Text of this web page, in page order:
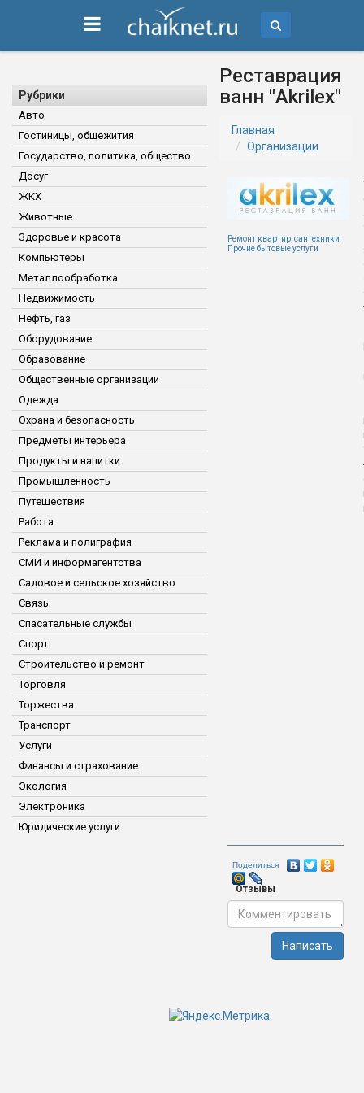
Рубрики
Авто
Гостиницы, общежития
Государство, политика, общество
Досуг
ЖКХ
Животные
Здоровье и красота
Компьютеры
Металлообработка
Недвижимость
Нефть, газ
Оборудование
Образование
Общественные организации
Одежда
Охрана и безопасность
Предметы интерьера
Продукты и напитки
Промышленность
Путешествия
Работа
Реклама и полиграфия
СМИ и информагентства
Садовое и сельское хозяйство
Связь
Спасательные службы
Спорт
Строительство и ремонт
Торговля
Торжества
Транспорт
Услуги
Финансы и страхование
Экология
Электроника
Юридические услуги
Реставрация
ванн "Akrilex"
Главная
Организации
Ремонт квартир, сантехники
Прочие бытовые услуги
Поделиться
Отзывы
Написать